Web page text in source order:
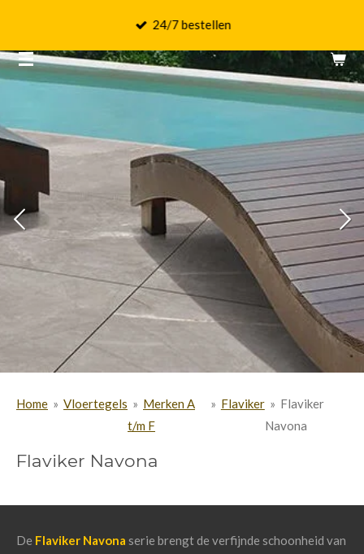
naar
de
24/7 bestellen
Home » Vloertegels » Merken A
t/m F
» Flaviker » Flaviker
Navona
Flaviker Navona
De Flaviker Navona serie brengt de verfijnde schoonheid van